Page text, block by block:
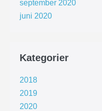
september 2020
juni 2020
Kategorier
2018
2019
2020